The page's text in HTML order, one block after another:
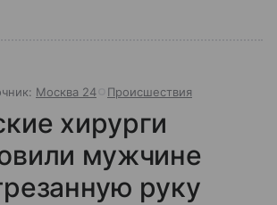
Москва 24 Происшествия
хирурги
мужчине
руку